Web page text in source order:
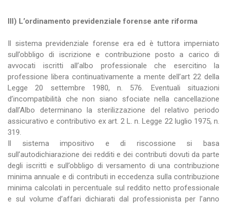
III) L’ordinamento previdenziale forense ante riforma
Il sistema previdenziale forense era ed è tuttora imperniato
sull’obbligo di iscrizione e contribuzione posto a carico di
avvocati iscritti all’albo professionale che esercitino la
professione libera continuativamente a mente dell’art 22 della
Legge 20 settembre 1980, n. 576. Eventuali situazioni
d’incompatibilità che non siano sfociate nella cancellazione
dall’Albo determinano la sterilizzazione del relativo periodo
assicurativo e contributivo ex art. 2 L. n. Legge 22 luglio 1975, n.
319.
Il sistema impositivo e di riscossione si basa
sull’autodichiarazione dei redditi e dei contributi dovuti da parte
degli iscritti e sull’obbligo di versamento di una contribuzione
minima annuale e di contributi in eccedenza sulla contribuzione
minima calcolati in percentuale sul reddito netto professionale
e sul volume d’affari dichiarati dal professionista per l’anno